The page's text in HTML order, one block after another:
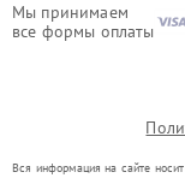
Мы принимаем
все формы оплаты
Вся информация на сайте